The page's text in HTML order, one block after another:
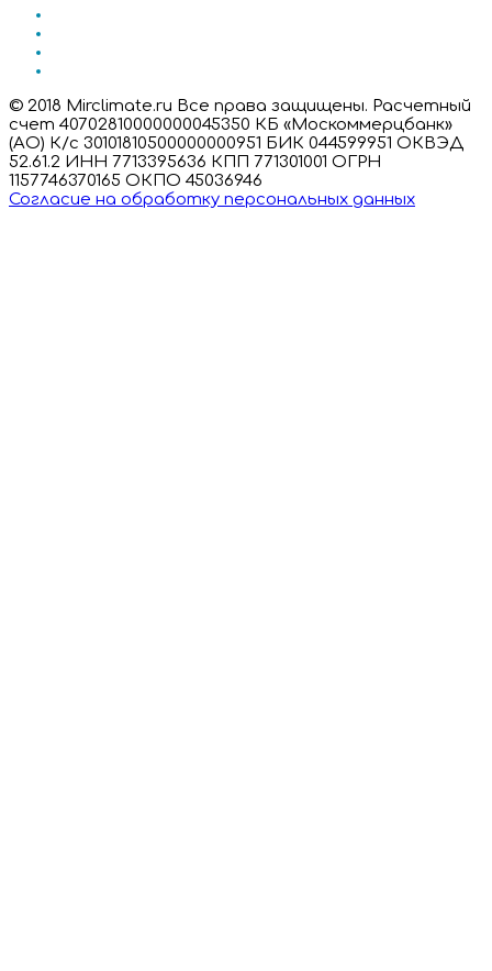
© 2018 Mirclimate.ru Все права защищены. Расчетный
счет 40702810000000045350 КБ «Москоммерцбанк»
(АО) К/с 30101810500000000951 БИК 044599951 ОКВЭД
52.61.2 ИНН 7713395636 КПП 771301001 ОГРН
1157746370165 ОКПО 45036946
Согласие на обработку персональных данных